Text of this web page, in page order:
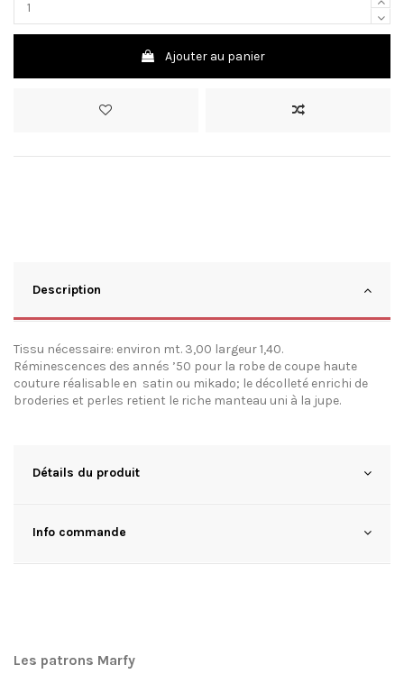
Ajouter au panier
Description
Tissu nécessaire: environ mt. 3,00 largeur 1,40.
Réminescences des annés ’50 pour la robe de coupe haute
couture réalisable en satin ou mikado; le décolleté enrichi de
broderies et perles retient le riche manteau uni à la jupe.
Détails du produit
Info commande
Les patrons Marfy